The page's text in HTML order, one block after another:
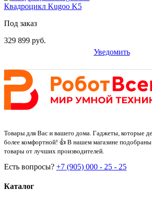
Квадроцикл Kugoo K5
Под заказ
329 899 руб.
Уведомить
Товары для Вас и вашего дома. Гаджеты, которые
более комфортной! 👍 В нашем магазине подобраны
товары от лучших производителей.
Есть вопросы? +7 (905) 000 - 25 - 25
Каталог